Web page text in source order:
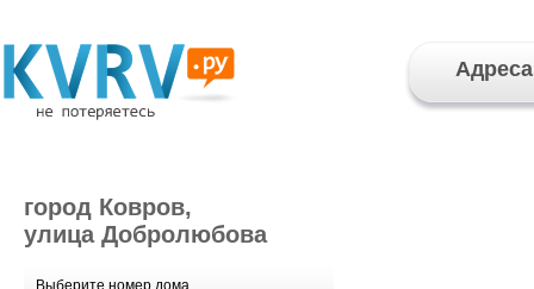
Адреса
город Ковров,
улица Добролюбова
Выберите номер дома